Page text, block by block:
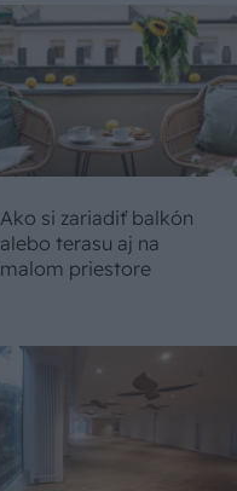
Ako si zariadiť balkón
alebo terasu aj na
malom priestore